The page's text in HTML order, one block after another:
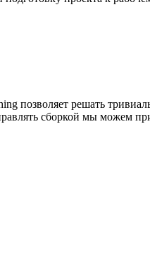
позволяет решать
сборкой мы